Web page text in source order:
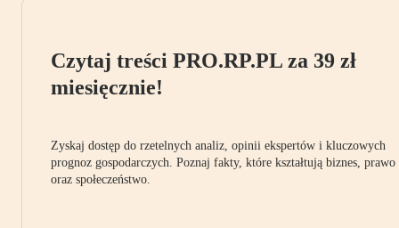
Czytaj treści PRO.RP.PL za 39 zł
miesięcznie!
Zyskaj dostęp do rzetelnych analiz, opinii ekspertów i kluczowych
prognoz gospodarczych. Poznaj fakty, które kształtują biznes, prawo
oraz społeczeństwo.